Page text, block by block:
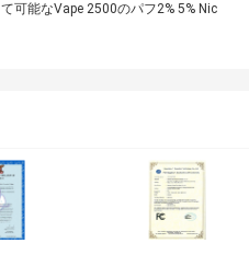
て可能なVape 2500のパフ2% 5% Nic